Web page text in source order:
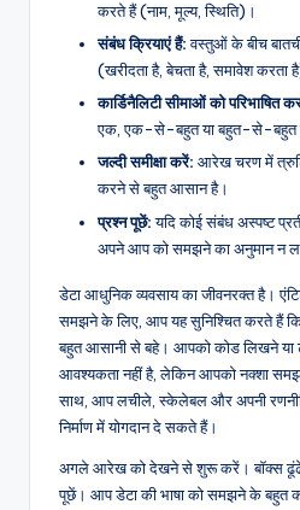
करते हैं (नाम, मूल्य, स्थिति)।
संबंध क्रियाएं हैं:वस्तुओं के बीच
(खरीदता है, बेचता है, समावेश करता
कार्डिनैलिटी सीमाओं को परिभाषित
एक, एक-से-बहुत या बहुत-से-बहुत
जल्दी समीक्षा करें: आरेख चरण में
करने से बहुत आसान है।
प्रश्न पूछें:यदि कोई संबंध अस्पष्ट
अपने आप को समझने का अनुमान न
डेटा आधुनिक व्यवसाय का जीवनरक्त है।
समझने के लिए, आप यह सुनिश्चित करते हैं
बहुत आसानी से बहे। आपको कोड लिखने या
आवश्यकता नहीं है, लेकिन आपको नक्शा
साथ, आप लचीले, स्केलेबल और अपनी
निर्माण में योगदान दे सकते हैं।
अगले आरेख को देखने से शुरू करें। बॉक्स
पूछें। आप डेटा की भाषा को समझने के बहुत